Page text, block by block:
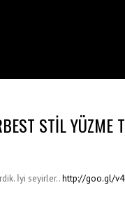
STIL YÜZME
İyi seyirler..http://goo.gl/